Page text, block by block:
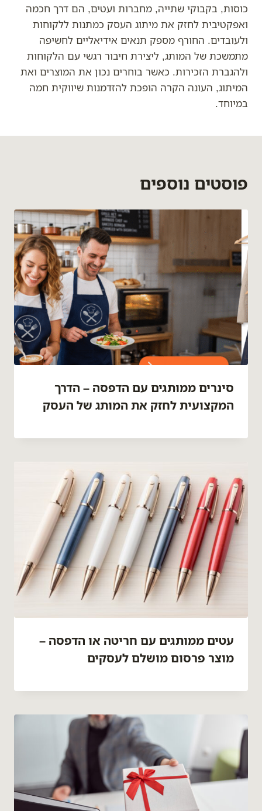
כוסות, בקבוקי שתייה, מחברות ועטים, הם דרך חכמה
ואפקטיבית לחזק את מיתוג העסק כמתנות ללקוחות
ולעובדים. החורף מספק תנאים אידיאליים לחשיפה
מתמשכת של המותג, ליצירת חיבור רגשי עם הלקוחות
ולהגברת הזכירות. כאשר בוחרים נכון את המוצרים ואת
המיתוג, העונה הקרה הופכת להזדמנות שיווקית חמה
במיוחד.
פוסטים נוספים
סינרים ממותגים עם הדפסה – הדרך
המקצועית לחזק את המותג של העסק
עטים ממותגים עם חריטה או הדפסה –
מוצר פרסום מושלם לעסקים